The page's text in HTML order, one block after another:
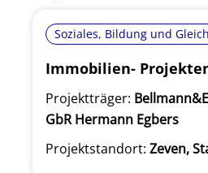
Soziales, Bildung und
Immobilien-
Projektträger:
GbR Hermann Egbers
Projektstandort: Zeven,